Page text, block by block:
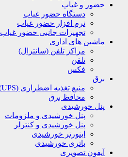
حضور و غیاب
دستگاه حضور غیاب
نرم افزار حضور غیاب
تجهیزات جانبی حضور غیاب
ماشین های اداری
مراکز تلفن (سانترال)
تلفن
فکس
برق
منبع تغذیه اضطراری (UPS)
محافظ برق
پنل خورشیدی
پنل خورشیدی و ملزومات
پنل خورشیدی و کنترلر
اینورتر خورشیدی
باتری خورشیدی
آیفون تصویری